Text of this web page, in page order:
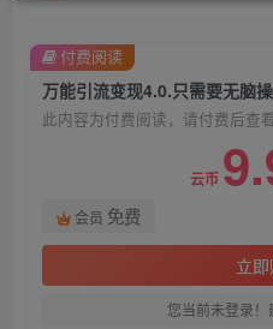
万能引流变现4.0.只需要无脑
此内容为付费阅读，请付费后查
云币
会员 免费
立
您当前未登录
付费阅读